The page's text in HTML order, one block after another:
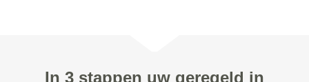
In 3 stappen uw geregeld in